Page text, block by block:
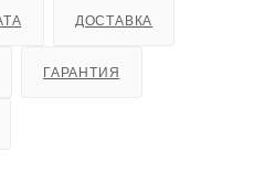
ДОСТАВКА
ГАРАНТИЯ